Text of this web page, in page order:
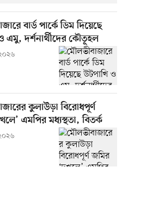
বার্ড পার্কে ডিম দিয়েছে
এমু, দর্শনার্থীদের কৌতূহল
কুলাউড়া বিরোধপূর্ণ
এমপির মধ্যস্থতা, বিতর্ক